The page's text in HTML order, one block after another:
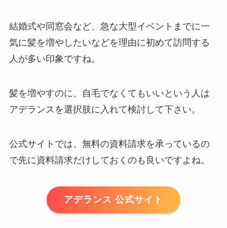
結婚式や同窓会など、急な大型イベントまでに一
気に髪を増やしたいなどを理由に初めて訪問する
人が多い印象ですね。
髪を増やすのに、自毛でなくてもいいという人は
アデランスを選択肢に入れて検討して下さい。
公式サイトでは、無料の資料請求を承っているの
で先に資料請求だけしておくのも良いですよね。
アデランス 公式サイト